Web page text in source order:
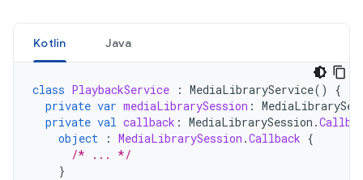
Kotlin Java
class PlaybackService : MediaLibraryService()
{
private var mediaLibrarySession :
private val callback : MediaLibrarySession .
object
: MediaLibrarySession .Callback {
/* ... */
}